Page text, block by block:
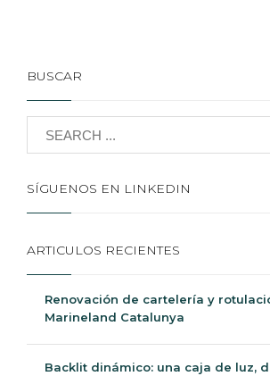
BUSCAR
SÍGUENOS EN LINKEDIN
ARTICULOS RECIENTES
Renovación de cartelería y
Marineland Catalunya
Backlit dinámico: una caja de luz,